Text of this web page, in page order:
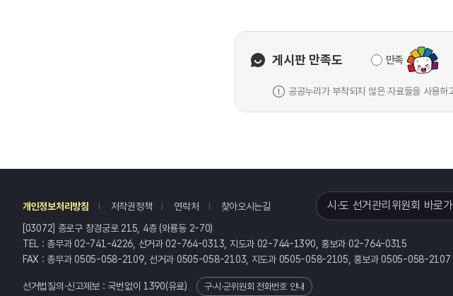
게시판 만족도 만족
공공누리가 부착되지 않은 자료들을 사용
개인정보처리방침 저작권정책 연락처 찾아오시는길 시·도 선거관리위원회 바로가
[03072] 종로구 창경궁로 215, 4층 (와룡동 2-70)
TEL : 총무과 02-741-4226, 선거과 02-764-0313, 지도과 02-744-1390, 홍보과 02-764-0315
FAX : 총무과 0505-058-2109, 선거과 0505-058-2103, 지도과 0505-058-2105, 홍보과 0505-058-2107
선거법질의·신고제보 : 국번없이 1390(유료) 구·시·군위원회 전화번호 안내